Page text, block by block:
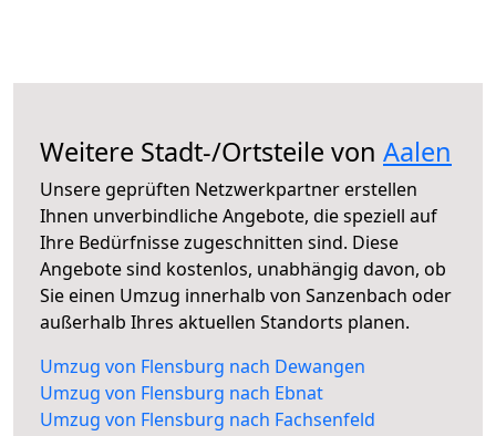
Weitere Stadt-/Ortsteile von Aalen
Unsere geprüften Netzwerkpartner erstellen
Ihnen unverbindliche Angebote, die speziell auf
Ihre Bedürfnisse zugeschnitten sind. Diese
Angebote sind kostenlos, unabhängig davon, ob
Sie einen Umzug innerhalb von Sanzenbach oder
außerhalb Ihres aktuellen Standorts planen.
Umzug von Flensburg nach Dewangen
Umzug von Flensburg nach Ebnat
Umzug von Flensburg nach Fachsenfeld